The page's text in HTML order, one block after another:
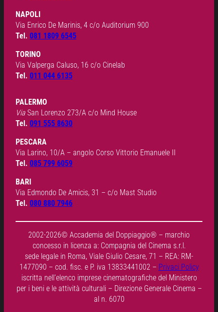
NAPOLI
Via Enrico De Marinis, 4 c/o Auditorium 900
Tel. 081 1809 6545
TORINO
Via Valperga Caluso, 16 c/o Cinelab
Tel. 011 044 6135
PALERMO
Via San Lorenzo 273/A c/o Mind House
Tel. 091 555 8630
PESCARA
Via Larino, 10/A – angolo Corso Vittorio Emanuele II
Tel. 085 799 6059
BARI
Via Edmondo De Amicis, 31 – c/o Mast Studio
Tel. 080 880 7946
2002-2026© Accademia del Doppiaggio® – marchio
concesso in licenza a: Compagnia del Cinema s.r.l.
sede legale in Roma, Viale Giulio Cesare, 71 – REA: RM-
1477090 – cod. fisc. e P. iva 13833441002 – Privaci Policy
iscritta nell’elenco imprese cinematografiche del Ministero
per i beni e le attività culturali – Direzione Generale Cinema –
al n. 6070